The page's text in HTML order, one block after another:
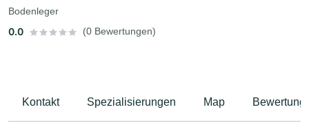
Bodenleger
0.0 (0 Bewertungen)
Kontakt Spezialisierungen Map